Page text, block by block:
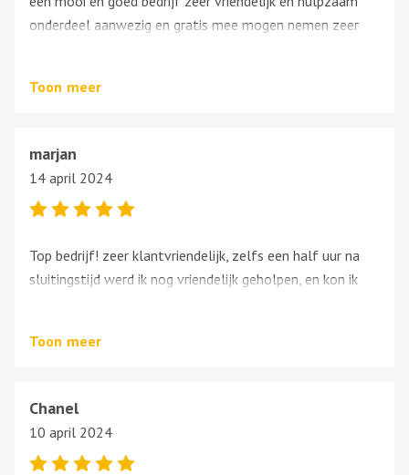
onderdeel aanwezig en gratis mee mogen nemen zeer
Toon meer
marjan
14 april 2024
Top bedrijf! zeer klantvriendelijk, zelfs een half uur na
sluitingstijd werd ik nog vriendelijk geholpen, en kon ik
Toon meer
Chanel
10 april 2024